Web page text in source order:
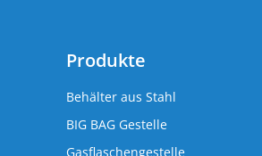
Produkte
Behälter aus Stahl
BIG BAG Gestelle
Gasflaschengestelle